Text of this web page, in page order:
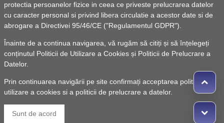
protectia persoanelor fizice in ceea ce priveste prelucrarea datelor
cu caracter personal si privind libera circulatie a acestor date si de
abrogare a Directivei 95/46/CE ("Regulamentul GDPR").
Înainte de a continua navigarea, vă rugăm să citiți și să înțelegeți
conținutul Politicii de Utilizare a Cookies și Politicii de Prelucrare a
Datelor.
Prin continuarea navigării pe site confirmați acceptarea politicii de
utilizare a cookies si a politicii de prelucrare a datelor.
Sunt de acord
© 2010 -Powered by Pancarpatica Invest
Termeni de